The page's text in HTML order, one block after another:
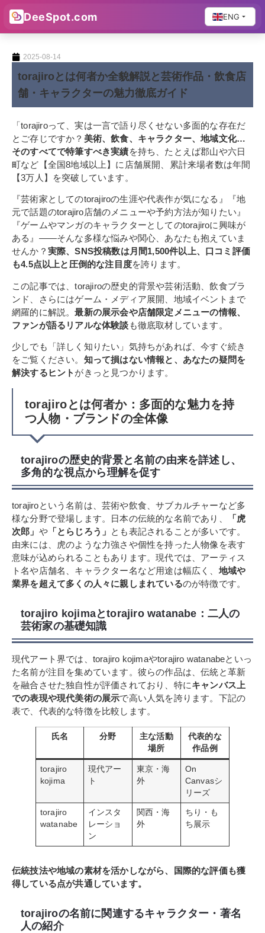
DeeSpot.com ENG
2025-08-14
torajiroとは何者か全貌解説と芸術作品・飲食店
舗・キャラクターの魅力徹底ガイド
「torajiroって、実は一言で語り尽くせない多面的な存在だ
とご存じですか？ 美術、飲食、キャラクター、地域文化…
そのすべてで特筆すべき実績を持ち、たとえば郡山や六日
町など【全国8地域以上】に店舗展開、累計来場者数は年間
【3万人】を突破しています。
『芸術家としてのtorajiroの生涯や代表作が気になる』『地
元で話題のtorajiro店舗のメニューや予約方法が知りたい』
『ゲームやマンガのキャラクターとしてのtorajiroに興味が
ある』——そんな多様な悩みや関心、あなたも抱えていま
せんか？ 実際、SNS投稿数は月間1,500件以上、口コミ評価
も4.5点以上と圧倒的な注目度を誇ります。
この記事では、torajiroの歴史的背景や芸術活動、飲食ブラ
ンド、さらにはゲーム・メディア展開、地域イベントまで
網羅的に解説。最新の展示会や店舗限定メニューの情報、
ファンが語るリアルな体験談 も徹底取材しています。
少しでも「詳しく知りたい」気持ちがあれば、今すぐ続き
をご覧ください。 知って損はない情報と、あなたの疑問を
解決するヒント がきっと見つかります。
torajiroとは何者か：多面的な魅力を持
つ人物・ブランドの全体像
torajiroの歴史的背景と名前の由来を詳述し、
多角的な視点から理解を促す
torajiroという名前は、芸術や飲食、サブカルチャーなど多
様な分野で登場します。日本の伝統的な名前であり、
「虎
次郎」 や「とらじろう」 とも表記されることが多いです。
由来には、虎のような力強さや個性を持った人物像を表す
意味が込められることもあります。現代では、アーティス
ト名や店舗名、キャラクター名など用途は幅広く、 地域や
業界を超えて多くの人々に親しまれているのが特徴です。
torajiro kojimaとtorajiro watanabe：二人の
芸術家の基礎知識
現代アート界では、torajiro kojimaやtorajiro watanabeといっ
た名前が注目を集めています。彼らの作品は、伝統と革新
を融合させた独自性が評価されており、特にキャンバス上
での表現や現代美術の展示で高い人気を誇ります。下記の
表で、代表的な特徴を比較します。
氏名 分野
主な活動
場所
代表的な
作品例
torajiro
kojima
現代アー
ト
東京・海
外
On
Canvasシ
リーズ
torajiro
watanabe
インスタ
レーショ
ン
関西・海
外
ちり・も
ち展示
伝統技法や地域の素材を活かしながら、国際的な評価も獲
得している点が共通しています。
torajiroの名前に関連するキャラクター・著名
人の紹介